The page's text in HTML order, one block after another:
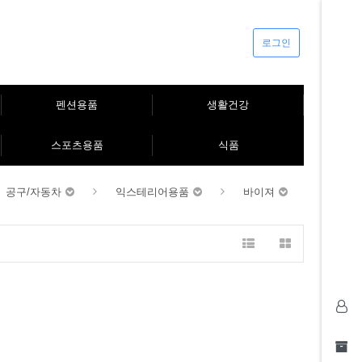
로그인
펜션용품 생활건강
스포츠용품 식품
공구/자동차 익스테리어용품 바이져